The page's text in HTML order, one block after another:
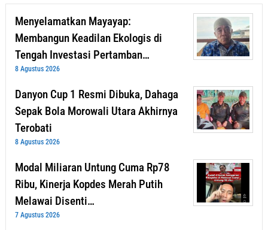
Menyelamatkan Mayayap:
Membangun Keadilan Ekologis di
Tengah Investasi Pertamban…
8 Agustus 2026
Danyon Cup 1 Resmi Dibuka, Dahaga
Sepak Bola Morowali Utara Akhirnya
Terobati
8 Agustus 2026
Modal Miliaran Untung Cuma Rp78
Ribu, Kinerja Kopdes Merah Putih
Melawai Disenti…
7 Agustus 2026